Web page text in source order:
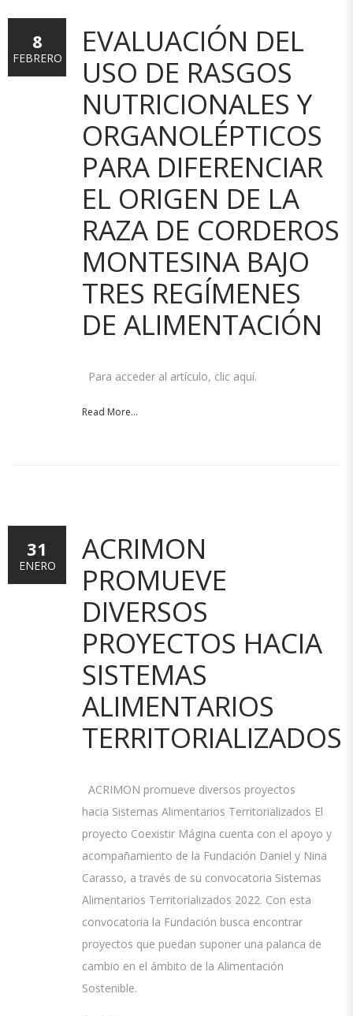
EVALUACIÓN DEL
USO DE RASGOS
NUTRICIONALES Y
ORGANOLÉPTICOS
PARA DIFERENCIAR
EL ORIGEN DE LA
RAZA DE CORDEROS
MONTESINA BAJO
TRES REGÍMENES
DE ALIMENTACIÓN
Para acceder al artículo, clic aquí.
Read More...
8
FEBRERO
ACRIMON
PROMUEVE
DIVERSOS
PROYECTOS HACIA
SISTEMAS
ALIMENTARIOS
TERRITORIALIZADOS
ACRIMON promueve diversos proyectos
hacia Sistemas Alimentarios Territorializados El
proyecto Coexistir Mágina cuenta con el apoyo y
acompañamiento de la Fundación Daniel y Nina
Carasso, a través de su convocatoria Sistemas
Alimentarios Territorializados 2022. Con esta
convocatoria la Fundación busca encontrar
proyectos que puedan suponer una palanca de
cambio en el ámbito de la Alimentación
Sostenible.
31
ENERO